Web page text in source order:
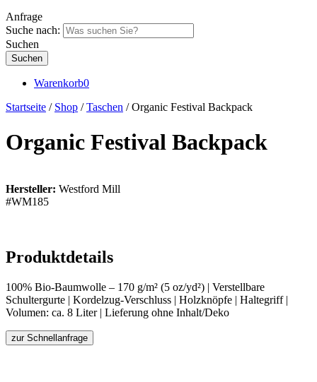
Anfrage
Suche nach:
Suchen
Warenkorb0
Startseite / Shop /Taschen / Organic Festival Backpack
Organic Festival Backpack
Hersteller: Westford Mill
#WM185
Produktdetails
100% Bio-Baumwolle – 170 g/m² (5 oz/yd²) | Verstellbare
Schultergurte | Kordelzug-Verschluss | Holzknöpfe | Haltegriff |
Volumen: ca. 8 Liter | Lieferung ohne Inhalt/Deko
zur Schnellanfrage